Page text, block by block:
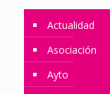
Actualidad
Asociación
Ayto